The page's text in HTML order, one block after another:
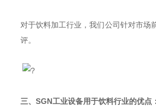
对于饮料加工行业，我们公司针对市场
评。
?
三、 SGN工业设备用于饮料行业的优点：